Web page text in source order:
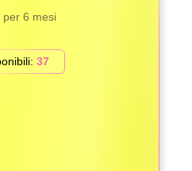
per 6 mesi
37